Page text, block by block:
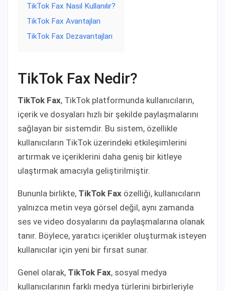
TikTok Fax Nasıl Kullanılır?
TikTok Fax Avantajları
TikTok Fax Dezavantajları
TikTok Fax Nedir?
TikTok Fax, TikTok platformunda kullanıcıların,
içerik ve dosyaları hızlı bir şekilde paylaşmalarını
sağlayan bir sistemdir. Bu sistem, özellikle
kullanıcıların TikTok üzerindeki etkileşimlerini
artırmak ve içeriklerini daha geniş bir kitleye
ulaştırmak amacıyla geliştirilmiştir.
Bununla birlikte, TikTok Fax özelliği, kullanıcıların
yalnızca metin veya görsel değil, aynı zamanda
ses ve video dosyalarını da paylaşmalarına olanak
tanır. Böylece, yaratıcı içerikler oluşturmak isteyen
kullanıcılar için yeni bir fırsat sunar.
Genel olarak, TikTok Fax, sosyal medya
kullanıcılarının farklı medya türlerini birbirleriyle